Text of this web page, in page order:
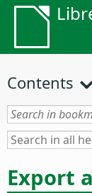
Contents
Export